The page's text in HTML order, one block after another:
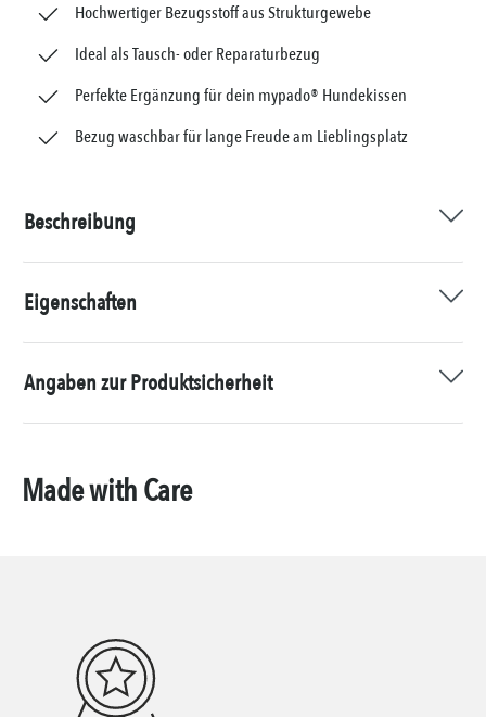
Hochwertiger Bezugsstoff aus Strukturgewebe
Ideal als Tausch- oder Reparaturbezug
Perfekte Ergänzung für dein mypado® Hundekissen
Bezug waschbar für lange Freude am Lieblingsplatz
Beschreibung
Eigenschaften
Angaben zur Produktsicherheit
Made with Care